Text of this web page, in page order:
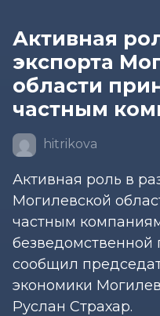
Активная
экспорта
области
частным
hitrikova
Активная роль в
Могилевской
частным
безведомственной
сообщил
экономики
Руслан Страхар.